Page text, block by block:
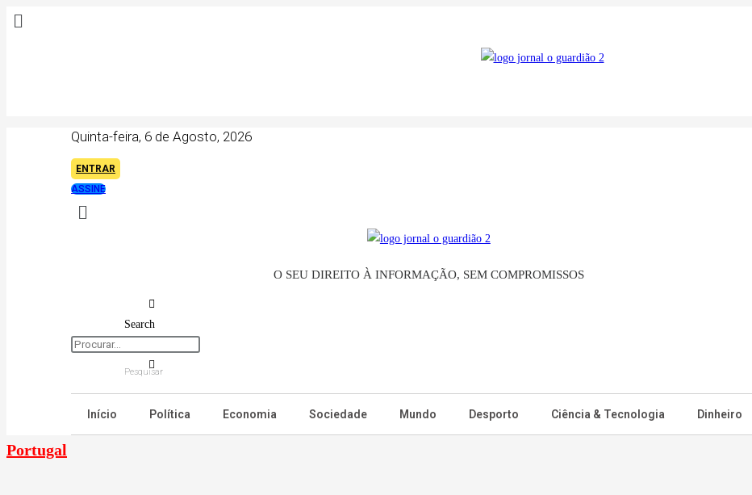
Quinta-feira, 6 de Agosto, 2026
ENTRAR
ASSINE
O SEU DIREITO À INFORMAÇÃO, SEM COMPROMISSOS
Search
Pesquisar
Início Política Economia Sociedade Mundo Desporto Ciência & Tecnologia Dinheiro
Portugal